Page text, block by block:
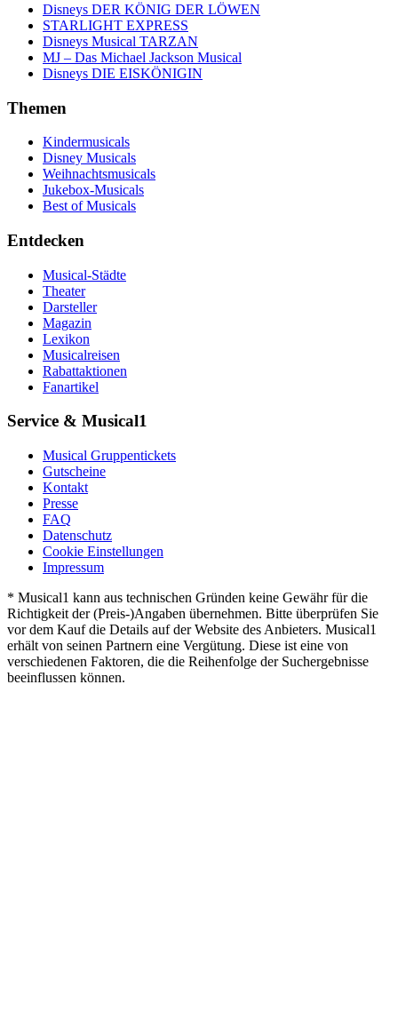
Disneys DER KÖNIG DER LÖWEN
STARLIGHT EXPRESS
Disneys Musical TARZAN
MJ – Das Michael Jackson Musical
Disneys DIE EISKÖNIGIN
Themen
Kindermusicals
Disney Musicals
Weihnachtsmusicals
Jukebox-Musicals
Best of Musicals
Entdecken
Musical-Städte
Theater
Darsteller
Magazin
Lexikon
Musicalreisen
Rabattaktionen
Fanartikel
Service & Musical1
Musical Gruppentickets
Gutscheine
Kontakt
Presse
FAQ
Datenschutz
Cookie Einstellungen
Impressum
* Musical1 kann aus technischen Gründen keine Gewähr für die
Richtigkeit der (Preis-)Angaben übernehmen. Bitte überprüfen Sie
vor dem Kauf die Details auf der Website des Anbieters. Musical1
erhält von seinen Partnern eine Vergütung. Diese ist eine von
verschiedenen Faktoren, die die Reihenfolge der Suchergebnisse
beeinflussen können.